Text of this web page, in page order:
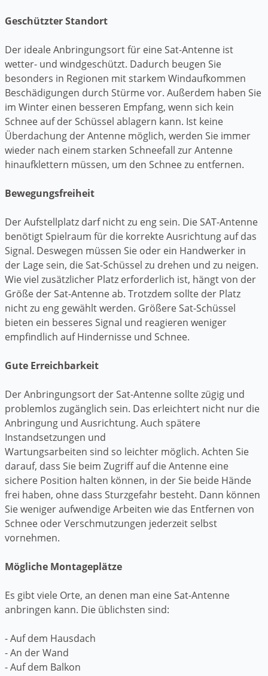
Geschützter Standort
Der ideale Anbringungsort für eine Sat-Antenne ist
wetter- und windgeschützt. Dadurch beugen Sie
besonders in Regionen mit starkem Windaufkommen
Beschädigungen durch Stürme vor. Außerdem haben Sie
im Winter einen besseren Empfang, wenn sich kein
Schnee auf der Schüssel ablagern kann. Ist keine
Überdachung der Antenne möglich, werden Sie immer
wieder nach einem starken Schneefall zur Antenne
hinaufklettern müssen, um den Schnee zu entfernen.
Bewegungsfreiheit
Der Aufstellplatz darf nicht zu eng sein. Die SAT-Antenne
benötigt Spielraum für die korrekte Ausrichtung auf das
Signal. Deswegen müssen Sie oder ein Handwerker in
der Lage sein, die Sat-Schüssel zu drehen und zu neigen.
Wie viel zusätzlicher Platz erforderlich ist, hängt von der
Größe der Sat-Antenne ab. Trotzdem sollte der Platz
nicht zu eng gewählt werden. Größere Sat-Schüssel
bieten ein besseres Signal und reagieren weniger
empfindlich auf Hindernisse und Schnee.
Gute Erreichbarkeit
Der Anbringungsort der Sat-Antenne sollte zügig und
problemlos zugänglich sein. Das erleichtert nicht nur die
Anbringung und Ausrichtung. Auch spätere
Instandsetzungen und
Wartungsarbeiten sind so leichter möglich. Achten Sie
darauf, dass Sie beim Zugriff auf die Antenne eine
sichere Position halten können, in der Sie beide Hände
frei haben, ohne dass Sturzgefahr besteht. Dann können
Sie weniger aufwendige Arbeiten wie das Entfernen von
Schnee oder Verschmutzungen jederzeit selbst
vornehmen.
Mögliche Montageplätze
Es gibt viele Orte, an denen man eine Sat-Antenne
anbringen kann. Die üblichsten sind:
- Auf dem Hausdach
- An der Wand
- Auf dem Balkon